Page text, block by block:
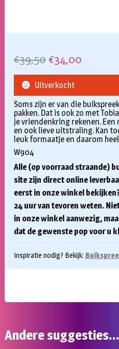
€39,50
prijs
was:
€39,50.
€34,00Huidige
prijs
is:
Soms zijn er van die
pakken. Dat is ook zo met
je vriendenkring rekenen.
en ook lieve uitstraling. Kan
leuk formaatje en daarom
W904
Alle (op voorraad straande)
site zijn direct online
eerst in onze winkel
24 uur van tevoren weten.
in onze winkel aanwezig,
dat de gewenste pop voor u
Inspiratie nodig? Bekijk:
Uitverkocht
Andere suggesties…